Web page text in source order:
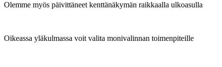
Olemme myös päivittäneet kenttänäkymän raikkaalla ulkoasulla
Oikeassa yläkulmassa voit valita monivalinnan toimenpiteille